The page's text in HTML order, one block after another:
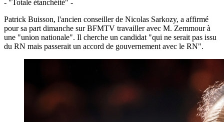
- "Totale étanchéité" -
Patrick Buisson, l'ancien conseiller de Nicolas Sarkozy, a affirmé
pour sa part dimanche sur BFMTV travailler avec M. Zemmour à
une "union nationale". Il cherche un candidat "qui ne serait pas issu
du RN mais passerait un accord de gouvernement avec le RN".